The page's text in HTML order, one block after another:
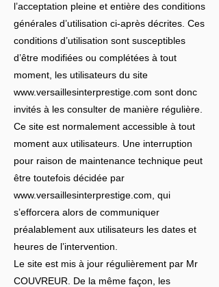
l’acceptation pleine et entière des conditions
générales d’utilisation ci-après décrites. Ces
conditions d’utilisation sont susceptibles
d’être modifiées ou complétées à tout
moment, les utilisateurs du site
www.versaillesinterprestige.com sont donc
invités à les consulter de manière régulière.
Ce site est normalement accessible à tout
moment aux utilisateurs. Une interruption
pour raison de maintenance technique peut
être toutefois décidée par
www.versaillesinterprestige.com , qui
s’efforcera alors de communiquer
préalablement aux utilisateurs les dates et
heures de l’intervention.
Le site est mis à jour régulièrement par Mr
COUVREUR. De la même façon, les